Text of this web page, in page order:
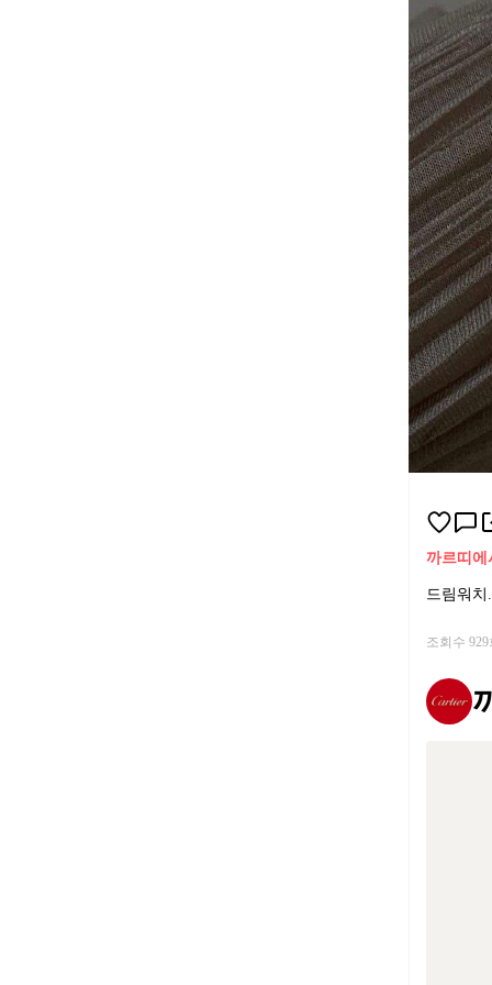
까르띠에
드림워치
조회수 929